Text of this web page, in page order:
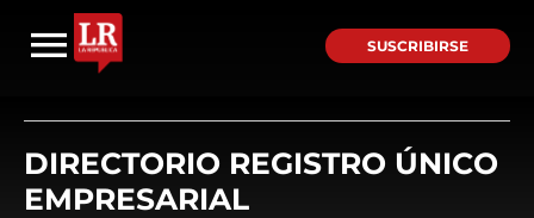
SUSCRIBIRSE
DIRECTORIO REGISTRO ÚNICO
EMPRESARIAL